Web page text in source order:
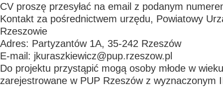
CV proszę przesyłać na email z podanym
Kontakt za pośrednictwem urzędu, Powiatowy
Rzeszowie
Adres: Partyzantów 1A, 35-242 Rzeszów
E-mail: jkuraszkiewicz@pup.rzeszow.pl
Do projektu przystąpić mogą osoby młode w
zarejestrowane w PUP Rzeszów z wyznaczonym